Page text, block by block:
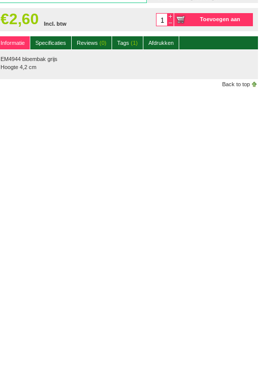
€2,60 Incl. btw
Toevoegen aan
Informatie
Specificaties Reviews (0) Tags (1) Afdrukken
EM4944 bloembak grijs
Hoogte 4,2 cm
Back to top